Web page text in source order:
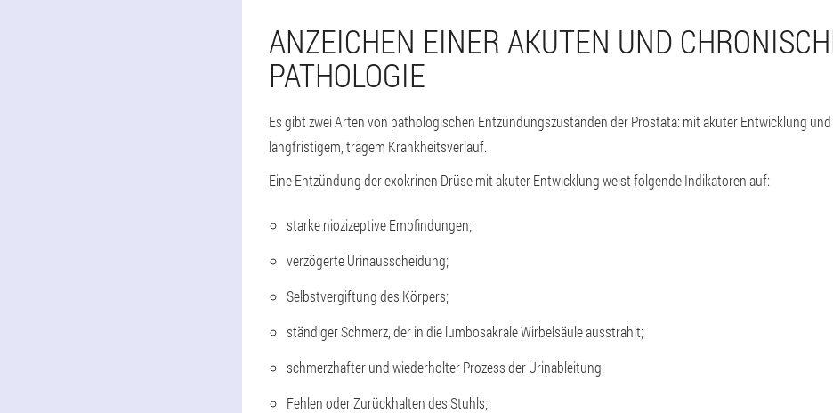
ANZEICHEN EINER AKUTEN UND
PATHOLOGIE
Es gibt zwei Arten von pathologischen Entzündungszuständen der Prostata: mit akuter Entwicklung
langfristigem, trägem Krankheitsverlauf.
Eine Entzündung der exokrinen Drüse mit akuter Entwicklung weist folgende Indikatoren auf:
starke niozizeptive Empfindungen;
verzögerte Urinausscheidung;
Selbstvergiftung des Körpers;
ständiger Schmerz, der in die lumbosakrale Wirbelsäule ausstrahlt;
schmerzhafter und wiederholter Prozess der Urinableitung;
Fehlen oder Zurückhalten des Stuhls;